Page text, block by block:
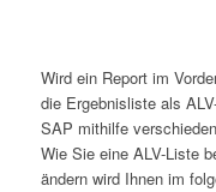
Wird ein Report im
die Ergebnisliste als
SAP mithilfe
Wie Sie eine ALV-Liste
ändern wird Ihnen im